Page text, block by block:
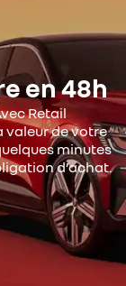
en 48h
Retail
valeur de votre
minutes
d’achat.